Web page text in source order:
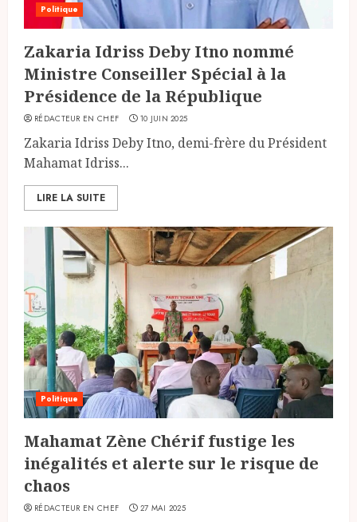
Politique
Zakaria Idriss Deby Itno nommé
Ministre Conseiller Spécial à la
Présidence de la République
RÉDACTEUR EN CHEF 10 JUIN 2025
Zakaria Idriss Deby Itno, demi-frère du Président
Mahamat Idriss...
LIRE LA SUITE
Politique
Mahamat Zène Chérif fustige les
inégalités et alerte sur le risque de
chaos
RÉDACTEUR EN CHEF 27 MAI 2025